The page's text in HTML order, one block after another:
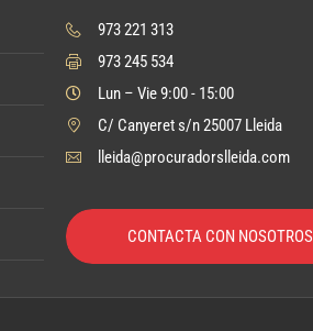
973 221 313
973 245 534
Lun – Vie 9:00 - 15:00
C/ Canyeret s/n 25007 Lleida
lleida@procuradorslleida.com
CONTACTA CON NOSOTROS